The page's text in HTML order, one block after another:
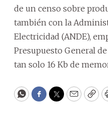
de un censo sobre
también con la
Electricidad (ANDE),
Presupuesto General
tan solo 16 Kb de
WhatsApp
Facebook
Twitter
Email